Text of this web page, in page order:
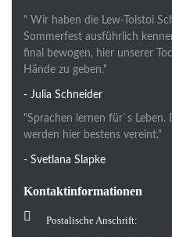
" Wir haben die Lew-Tolstoi
Sommerfest ausführlich
final bewogen, hier unserer
Hände zu geben."
- Julia Schneider
"Sprachen lernen für`s Leben.
werden hier bestens vereint."
- Svetlana Slapke
Kontaktinformationen
Postalische Anschrift: